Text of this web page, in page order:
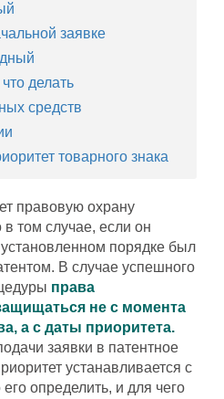
заявке
делать
средств
товарного знака
правовую охрану
в том случае, если он
порядке был
В случае успешного
права
не с момента
а с даты приоритета.
заявки в патентное
устанавливается с
определить, и для чего